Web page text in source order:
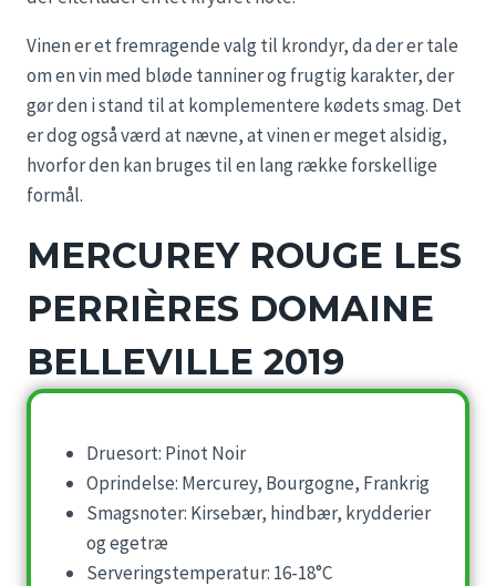
Vinen er et fremragende valg til krondyr, da der er tale
om en vin med bløde tanniner og frugtig karakter, der
gør den i stand til at komplementere kødets smag. Det
er dog også værd at nævne, at vinen er meget alsidig,
hvorfor den kan bruges til en lang række forskellige
formål.
MERCUREY ROUGE LES
PERRIÈRES DOMAINE
BELLEVILLE 2019
Druesort: Pinot Noir
Oprindelse: Mercurey, Bourgogne, Frankrig
Smagsnoter: Kirsebær, hindbær, krydderier
og egetræ
Serveringstemperatur: 16-18°C